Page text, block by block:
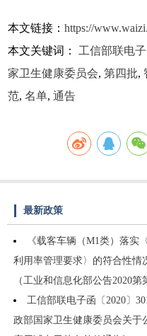
本文链接：https://
本文关键词：工信部联电
家卫生健康委员会,第四批,
范,名单,通告
最新政策
《载客车辆（M1类）落实
利用率管理要求〉的符合性情
（工业和信息化部公告2020第
工信部联电子函〔2020〕
政部国家卫生健康委员会关于